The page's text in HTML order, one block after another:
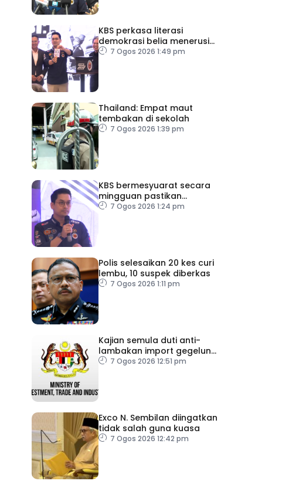
KBS perkasa literasi
demokrasi belia menerusi
Bulan Rakan Demokrasi
7 Ogos 2026 1:49 pm
Thailand: Empat maut
tembakan di sekolah
7 Ogos 2026 1:39 pm
KBS bermesyuarat secara
mingguan pastikan
persiapan F1 lancar
7 Ogos 2026 1:24 pm
Polis selesaikan 20 kes curi
lembu, 10 suspek diberkas
7 Ogos 2026 1:11 pm
Kajian semula duti anti-
lambakan import gegelung
keluli dilaksana
7 Ogos 2026 12:51 pm
Exco N. Sembilan diingatkan
tidak salah guna kuasa
7 Ogos 2026 12:42 pm